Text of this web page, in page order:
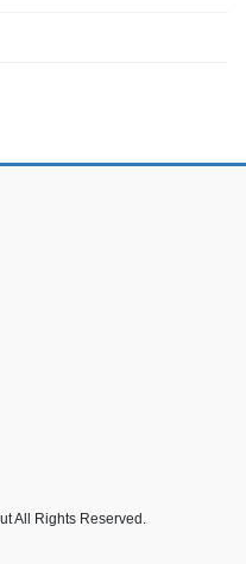
All Rights Reserved.